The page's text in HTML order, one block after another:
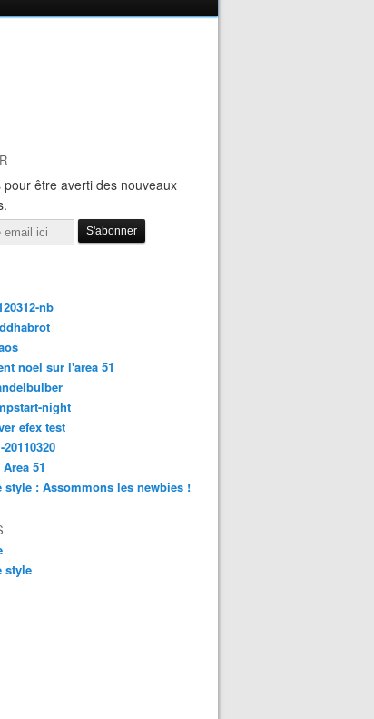
pour être averti des nouveaux
nb
noel sur l'area 51
night
efex test
51
style : Assommons les newbies !
style